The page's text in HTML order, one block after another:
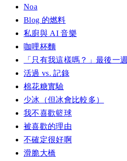
Noa
Blog 的燃料
私廚與 AI 音樂
咖哩杯麵
「只有我這樣嗎？」最後一週
活過 vs. 記錄
棉花糖實驗
少冰（但冰會比較多）
我不喜歡籃球
被喜歡的理由
不確定很好啊
滑脆大橋